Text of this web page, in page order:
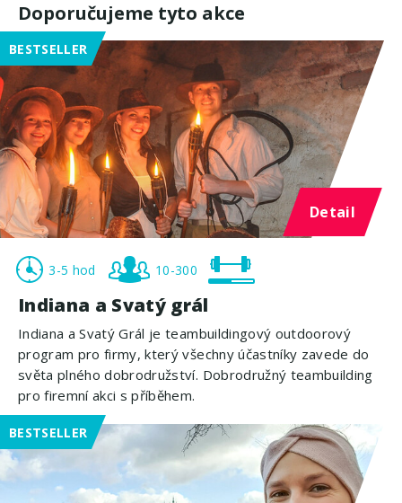
Doporučujeme tyto akce
BESTSELLER
Detail
3-5 hod 10-300
Indiana a Svatý grál
Indiana a Svatý Grál je teambuildingový outdoorový
program pro firmy, který všechny účastníky zavede do
světa plného dobrodružství. Dobrodružný teambuilding
pro firemní akci s příběhem.
BESTSELLER